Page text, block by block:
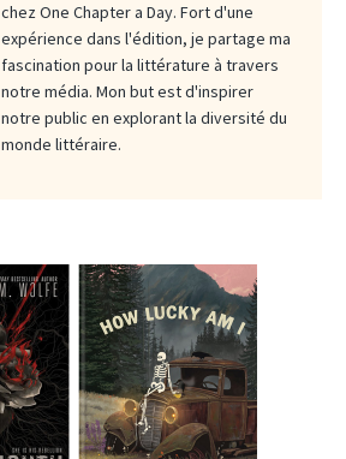
chez One Chapter a Day. Fort d'une
expérience dans l'édition, je partage ma
fascination pour la littérature à travers
notre média. Mon but est d'inspirer
notre public en explorant la diversité du
monde littéraire.